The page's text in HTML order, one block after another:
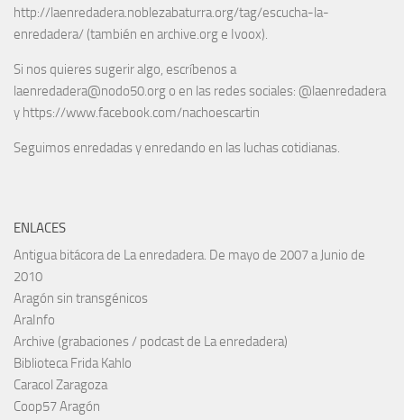
http://laenredadera.noblezabaturra.org/tag/escucha-la-
enredadera/ (también en archive.org e Ivoox).
Si nos quieres sugerir algo, escríbenos a
laenredadera@nodo50.org o en las redes sociales: @laenredadera
y https://www.facebook.com/nachoescartin
Seguimos enredadas y enredando en las luchas cotidianas.
ENLACES
Antigua bitácora de La enredadera. De mayo de 2007 a Junio de
2010
Aragón sin transgénicos
AraInfo
Archive (grabaciones / podcast de La enredadera)
Biblioteca Frida Kahlo
Caracol Zaragoza
Coop57 Aragón